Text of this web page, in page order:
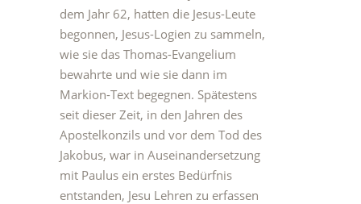
dem Jahr 62, hatten die Jesus-Leute
begonnen, Jesus-Logien zu sammeln,
wie sie das Thomas-Evangelium
bewahrte und wie sie dann im
Markion-Text begegnen. Spätestens
seit dieser Zeit, in den Jahren des
Apostelkonzils und vor dem Tod des
Jakobus, war in Auseinandersetzung
mit Paulus ein erstes Bedürfnis
entstanden, Jesu Lehren zu erfassen